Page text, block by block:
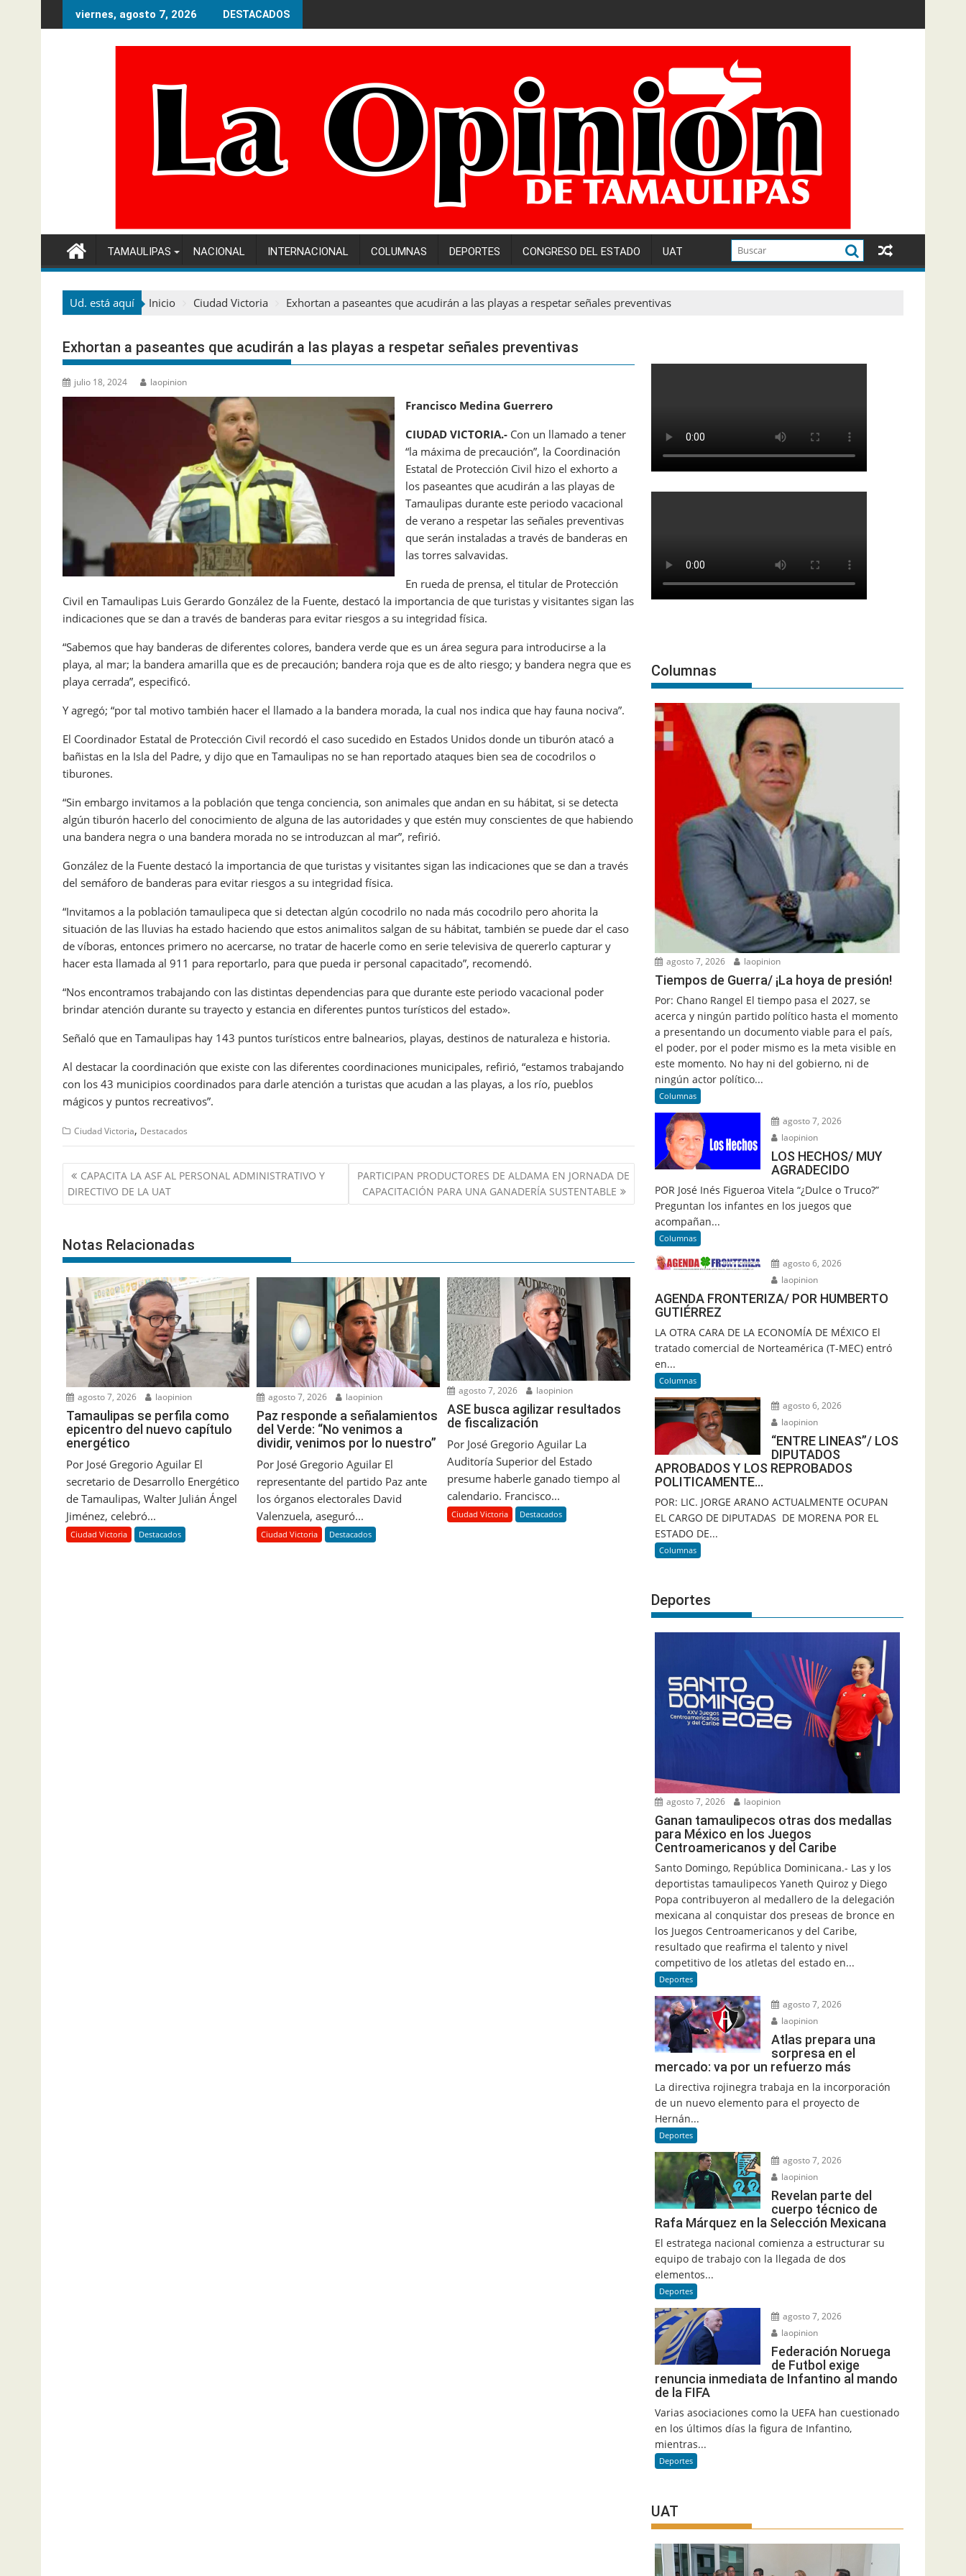
al
viernes, agosto 7, 2026 DESTACADOS
TAMAULIPAS NACIONAL INTERNACIONAL COLUMNAS DEPORTES CONGRESO DEL ESTADO UAT
Ud. está aquí Inicio Ciudad Victoria Exhortan a paseantes que acudirán a las playas a respetar señales preventivas
Exhortan a paseantes que acudirán a las playas a respetar señales preventivas
julio 18, 2024 laopinion
Francisco Medina Guerrero
CIUDAD VICTORIA.- Con un llamado a tener
“la máxima de precaución”, la Coordinación
Estatal de Protección Civil hizo el exhorto a
los paseantes que acudirán a las playas de
Tamaulipas durante este periodo vacacional
de verano a respetar las señales preventivas
que serán instaladas a través de banderas en
las torres salvavidas.
En rueda de prensa, el titular de Protección
Civil en Tamaulipas Luis Gerardo González de la Fuente, destacó la importancia de que turistas y visitantes sigan las
indicaciones que se dan a través de banderas para evitar riesgos a su integridad física.
“Sabemos que hay banderas de diferentes colores, bandera verde que es un área segura para introducirse a la
playa, al mar; la bandera amarilla que es de precaución; bandera roja que es de alto riesgo; y bandera negra que es
playa cerrada”, especificó.
Y agregó; “por tal motivo también hacer el llamado a la bandera morada, la cual nos indica que hay fauna nociva”.
El Coordinador Estatal de Protección Civil recordó el caso sucedido en Estados Unidos donde un tiburón atacó a
bañistas en la Isla del Padre, y dijo que en Tamaulipas no se han reportado ataques bien sea de cocodrilos o
tiburones.
“Sin embargo invitamos a la población que tenga conciencia, son animales que andan en su hábitat, si se detecta
algún tiburón hacerlo del conocimiento de alguna de las autoridades y que estén muy conscientes de que habiendo
una bandera negra o una bandera morada no se introduzcan al mar”, refirió.
González de la Fuente destacó la importancia de que turistas y visitantes sigan las indicaciones que se dan a través
del semáforo de banderas para evitar riesgos a su integridad física.
“Invitamos a la población tamaulipeca que si detectan algún cocodrilo no nada más cocodrilo pero ahorita la
situación de las lluvias ha estado haciendo que estos animalitos salgan de su hábitat, también se puede dar el caso
de víboras, entonces primero no acercarse, no tratar de hacerle como en serie televisiva de quererlo capturar y
hacer esta llamada al 911 para reportarlo, para que pueda ir personal capacitado”, recomendó.
“Nos encontramos trabajando con las distintas dependencias para que durante este periodo vacacional poder
brindar atención durante su trayecto y estancia en diferentes puntos turísticos del estado».
Señaló que en Tamaulipas hay 143 puntos turísticos entre balnearios, playas, destinos de naturaleza e historia.
Al destacar la coordinación que existe con las diferentes coordinaciones municipales, refirió, “estamos trabajando
con los 43 municipios coordinados para darle atención a turistas que acudan a las playas, a los río, pueblos
mágicos y puntos recreativos”.
Ciudad Victoria, Destacados
Navegación
de
entradas
CAPACITA LA ASF AL PERSONAL ADMINISTRATIVO Y
DIRECTIVO DE LA UAT
PARTICIPAN PRODUCTORES DE ALDAMA EN JORNADA DE
CAPACITACIÓN PARA UNA GANADERÍA SUSTENTABLE
Notas Relacionadas
agosto 7, 2026 laopinion
Tamaulipas se perfila como
epicentro del nuevo capítulo
energético
Por José Gregorio Aguilar El
secretario de Desarrollo Energético
de Tamaulipas, Walter Julián Ángel
Jiménez, celebró...
Ciudad Victoria Destacados
agosto 7, 2026 laopinion
Paz responde a señalamientos
del Verde: “No venimos a
dividir, venimos por lo nuestro”
Por José Gregorio Aguilar El
representante del partido Paz ante
los órganos electorales David
Valenzuela, aseguró...
Ciudad Victoria Destacados
agosto 7, 2026 laopinion
ASE busca agilizar resultados
de fiscalización
Por José Gregorio Aguilar La
Auditoría Superior del Estado
presume haberle ganado tiempo al
calendario. Francisco...
Ciudad Victoria Destacados
Columnas
agosto 7, 2026 laopinion
Tiempos de Guerra/ ¡La hoya de presión!
Por: Chano Rangel El tiempo pasa el 2027, se
acerca y ningún partido político hasta el momento
a presentando un documento viable para el país,
el poder, por el poder mismo es la meta visible en
este momento. No hay ni del gobierno, ni de
ningún actor político...
Columnas
agosto 7, 2026
laopinion
LOS HECHOS/ MUY
AGRADECIDO
POR José Inés Figueroa Vitela “¿Dulce o Truco?”
Preguntan los infantes en los juegos que
acompañan...
Columnas
agosto 6, 2026
laopinion
AGENDA FRONTERIZA/ POR HUMBERTO
GUTIÉRREZ
LA OTRA CARA DE LA ECONOMÍA DE MÉXICO El
tratado comercial de Norteamérica (T-MEC) entró
en...
Columnas
agosto 6, 2026
laopinion
“ENTRE LINEAS”/ LOS
DIPUTADOS
APROBADOS Y LOS REPROBADOS
POLITICAMENTE…
POR: LIC. JORGE ARANO ACTUALMENTE OCUPAN
EL CARGO DE DIPUTADAS DE MORENA POR EL
ESTADO DE...
Columnas
Deportes
agosto 7, 2026 laopinion
Ganan tamaulipecos otras dos medallas
para México en los Juegos
Centroamericanos y del Caribe
Santo Domingo, República Dominicana.- Las y los
deportistas tamaulipecos Yaneth Quiroz y Diego
Popa contribuyeron al medallero de la delegación
mexicana al conquistar dos preseas de bronce en
los Juegos Centroamericanos y del Caribe,
resultado que reafirma el talento y nivel
competitivo de los atletas del estado en...
Deportes
agosto 7, 2026
laopinion
Atlas prepara una
sorpresa en el
mercado: va por un refuerzo más
La directiva rojinegra trabaja en la incorporación
de un nuevo elemento para el proyecto de
Hernán...
Deportes
agosto 7, 2026
laopinion
Revelan parte del
cuerpo técnico de
Rafa Márquez en la Selección Mexicana
El estratega nacional comienza a estructurar su
equipo de trabajo con la llegada de dos
elementos...
Deportes
agosto 7, 2026
laopinion
Federación Noruega
de Futbol exige
renuncia inmediata de Infantino al mando
de la FIFA
Varias asociaciones como la UEFA han cuestionado
en los últimos días la figura de Infantino,
mientras...
Deportes
UAT